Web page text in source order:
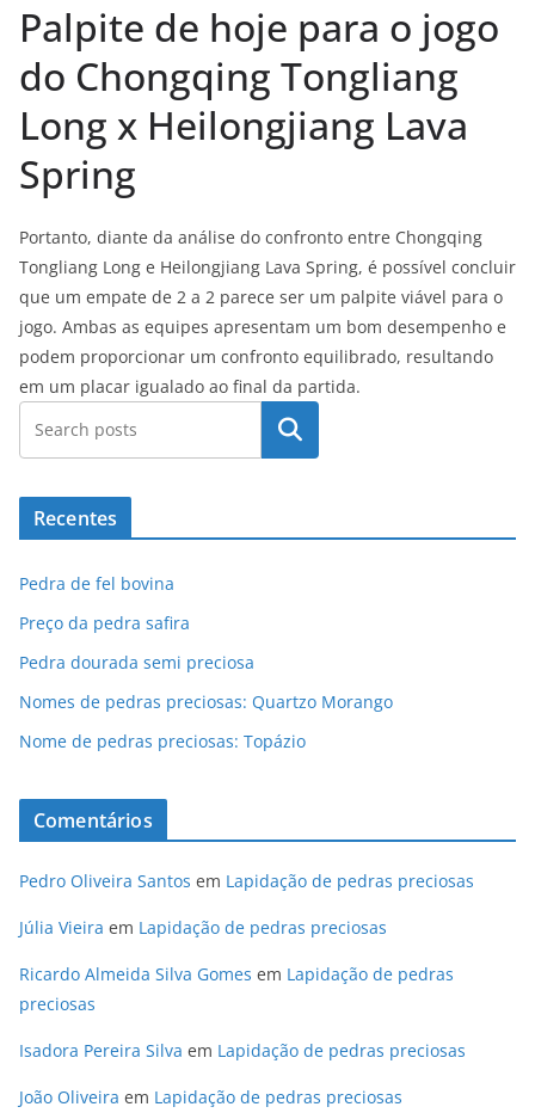
Palpite de hoje para o jogo
do Chongqing Tongliang
Long x Heilongjiang Lava
Spring
Portanto, diante da análise do confronto entre Chongqing
Tongliang Long e Heilongjiang Lava Spring, é possível concluir
que um empate de 2 a 2 parece ser um palpite viável para o
jogo. Ambas as equipes apresentam um bom desempenho e
podem proporcionar um confronto equilibrado, resultando
em um placar igualado ao final da partida.
Pesquisar
Recentes
Pedra de fel bovina
Preço da pedra safira
Pedra dourada semi preciosa
Nomes de pedras preciosas: Quartzo Morango
Nome de pedras preciosas: Topázio
Comentários
Pedro Oliveira Santos em Lapidação de pedras preciosas
Júlia Vieira em Lapidação de pedras preciosas
Ricardo Almeida Silva Gomes em Lapidação de pedras
preciosas
Isadora Pereira Silva em Lapidação de pedras preciosas
João Oliveira em Lapidação de pedras preciosas